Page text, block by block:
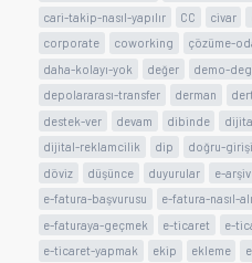
cari-takip-nasıl-yapılır
CC civar
corporate
coworking çözüme-
daha-kolayı-yok
değer demo-
depolararası-transfer
derman
destek-ver
devam dibinde
dijital-reklamcilik
dip doğru-
döviz
düşünce duyurular e-arşiv
e-fatura-başvurusu
e-fatura-nasıl-
e-faturaya-geçmek
e-ticaret e-
e-ticaret-yapmak
ekip ekleme